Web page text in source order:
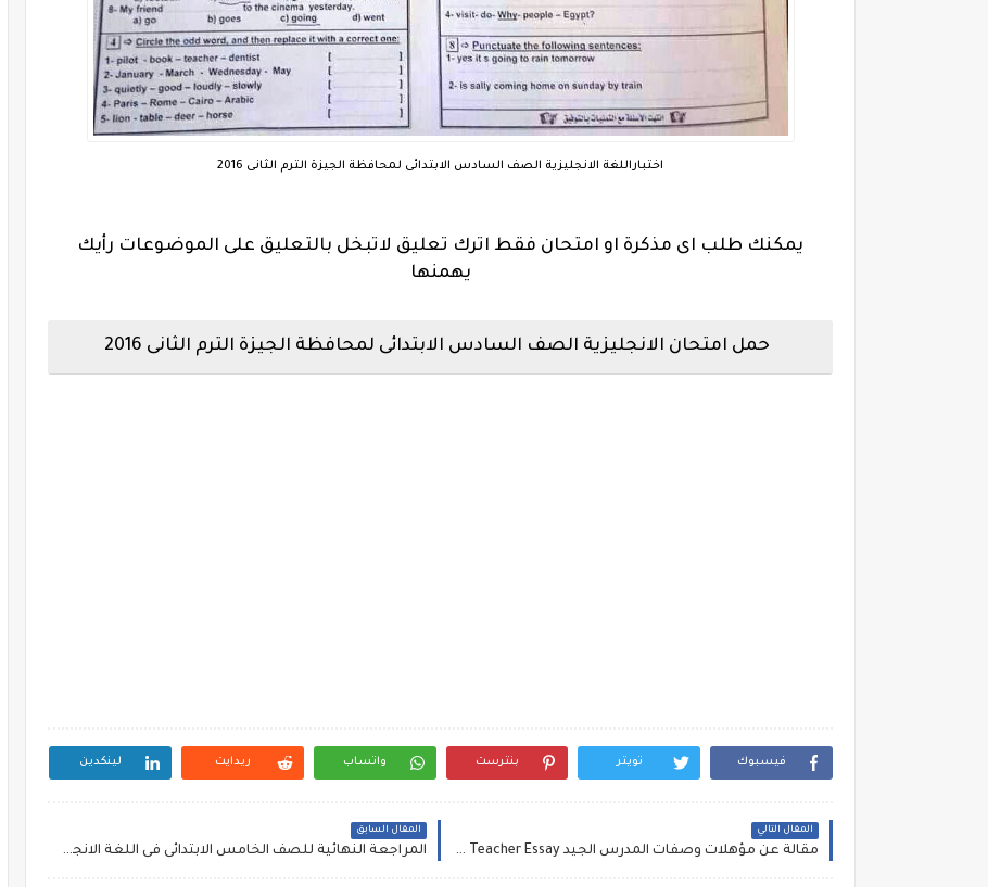
اختباراللغة الانجليزية الصف السادس الابتدائى لمحافظة الجيزة الترم الثانى 2016
يمكنك طلب اى مذكرة او امتحان فقط اترك تعليق لاتبخل بالتعليق على الموضوعات رأيك
يهمنها
حمل امتحان الانجليزية الصف السادس الابتدائى لمحافظة الجيزة الترم الثانى 2016
فيسبوك تويتر بنترست واتساب ريدايت لينكدين
المقال التالي
مقالة عن مؤهلات وصفات المدرس الجيد A Good Teacher Essay
المقال السابق
المراجعة النهائية للصف الخامس الابتدائى فى اللغة الانجليزية الترم الثانى || مراجعة ليلة الامتحان .